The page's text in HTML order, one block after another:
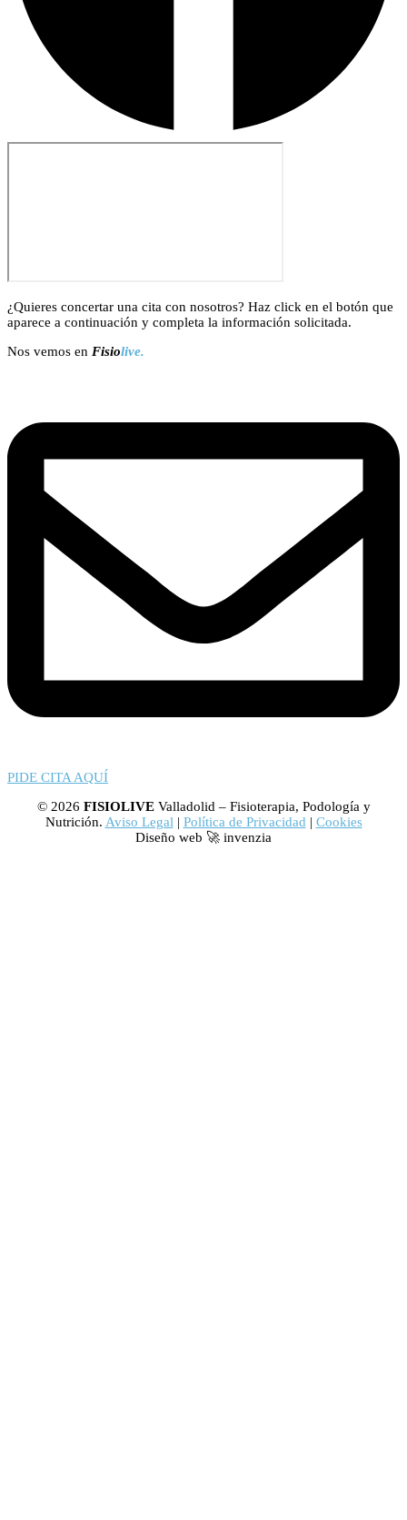
¿Quieres concertar una cita con nosotros? Haz click en el botón que
aparece a continuación y completa la información solicitada.
Nos vemos en Fisiolive.
PIDE CITA AQUÍ
© 2026 FISIOLIVEValladolid – Fisioterapia, Podología y
Nutrición. Aviso Legal | Política de Privacidad | Cookies
Diseño web 🚀 invenzia